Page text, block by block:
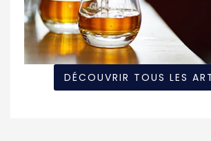
DÉCOUVRIR TOUS LES